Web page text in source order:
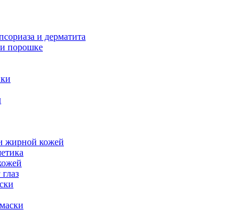
и дерматита
порошке
жирной кожей